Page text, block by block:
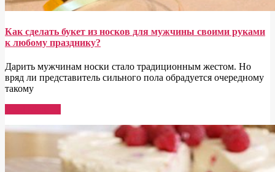
Как сделать букет из носков для мужчины своими руками
к любому празднику?
Дарить мужчинам носки стало традиционным жестом. Но
вряд ли представитель сильного пола обрадуется очередному
такому